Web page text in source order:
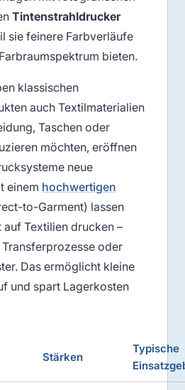
Tintenstrahldrucker
sie feinere Farbverläufe
bieten.
klassischen
auch Textilmaterialien
Taschen oder
möchten, eröffnen
neue
einem hochwertigen
to-Garment) lassen
Textilien drucken –
oder
Das ermöglicht kleine
und spart Lagerkosten
Stärken
Typische